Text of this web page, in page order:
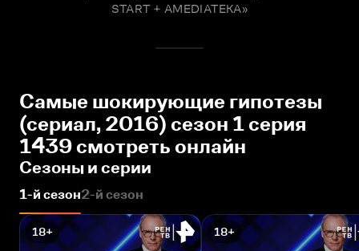
START + AMEDIATEKA»
Самые шокирующие гипотезы
(сериал, 2016) сезон 1 серия
1439 смотреть онлайн
Сезоны и серии
1-й сезон2-й сезон
18+ 18+